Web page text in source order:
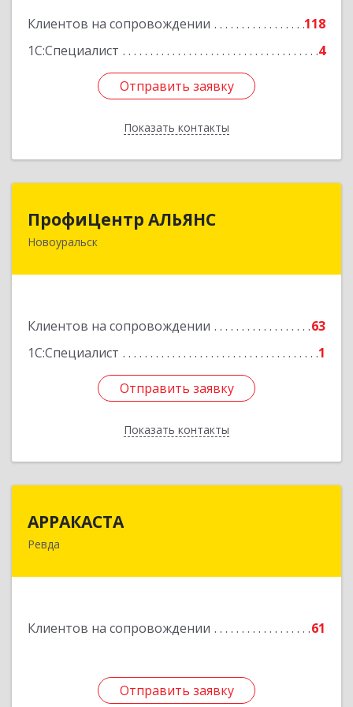
Клиентов на сопровождении
118
1С:Специалист
4
Отправить заявку
Показать контакты
Отправить заявку
Назад
ПрофиЦентр АЛЬЯНС
Новоуральск
Клиентов на сопровождении
63
1С:Специалист
1
Отправить заявку
Показать контакты
624133, Свердловская обл, Новоуральск г, Льва
Отправить заявку
Назад
АРРАКАСТА
Ревда
Клиентов на сопровождении 61
Отправить заявку
623286, Свердловская обл, Ревда г, Азина ул,
Отправить заявку